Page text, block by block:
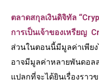
“หากคุณพบว่าตัวเองโชค
ดิจิทัล(Cryptocurrency)
การลืมรหัสผ่าน หรือลบก
Orionเพื่อปรึกษาและหา